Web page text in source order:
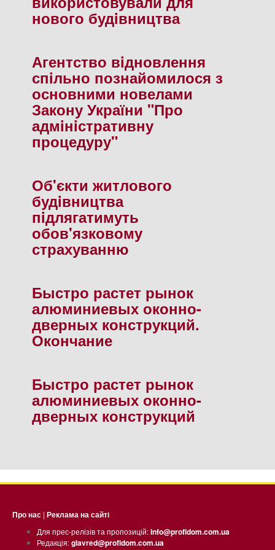
нового будiвництва
Агентство вiдновлення
спiльно познайомилося з
основними новелами
Закону України "Про
адмiнiстративну
процедуру"
Об'єкти житлового
будiвництва
пiдлягатимуть
обов'язковому
страхуванню
Быстро растет рынок
алюминиевых оконно-
дверных конструкций.
Окончание
Быстро растет рынок
алюминиевых оконно-
дверных конструкций
Про нас | Реклама на сайті
Для прес-релізів та пропозицій:info@profidom.com.ua
Редакція:glavred@profidom.com.ua